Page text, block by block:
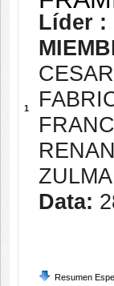
1
Líder :
Data:
Resumen